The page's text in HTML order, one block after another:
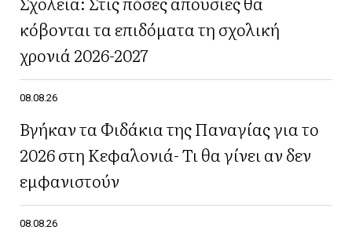
κόβονται τα επιδόματα τη σχολική
χρονιά 2026-2027
08.08.26
Βγήκαν τα Φιδάκια της Παναγίας για το
2026 στη Κεφαλονιά- Τι θα γίνει αν δεν
εμφανιστούν
08.08.26